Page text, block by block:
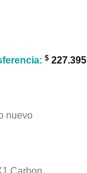
$ 227.395
nuevo
Carbon